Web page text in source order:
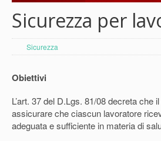
Sicurezza per
Sicurezza
Obiettivi
L’art. 37 del D.Lgs. 81/08 decreta che
assicurare che ciascun lavoratore
adeguata e sufficiente in materia di